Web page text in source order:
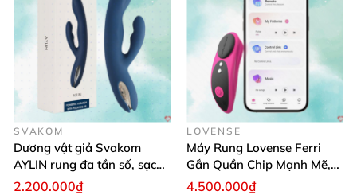
SVAKOM
Dương vật giả Svakom
AYLIN rung đa tần số, sạc
pin chống nước
2.200.000₫
LOVENSE
Máy Rung Lovense Ferri
Gắn Quần Chip Mạnh Mẽ,
Điều Khiển Qua App
4.500.000₫